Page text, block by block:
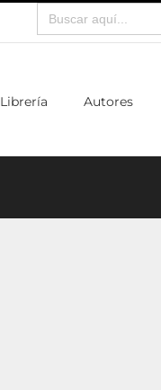
Buscar:
Librería Autores